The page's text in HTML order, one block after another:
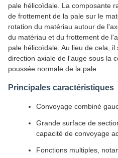
pale hélicoïdale. La composante
de frottement de la pale sur le
rotation du matériau autour de
du matériau et du frottement de
pale hélicoïdale. Au lieu de cela,
direction axiale de l'auge sous la
poussée normale de la pale.
Principales caractéristiques
Convoyage combiné
Grande surface de
capacité de convoyage
Fonctions multiples,